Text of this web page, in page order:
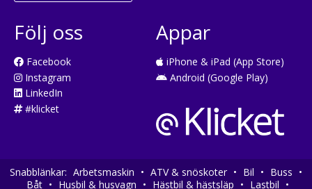
Följ oss
Facebook
Instagram
LinkedIn
#klicket
Appar
iPhone & iPad (App Store)
Android (Google Play)
Snabblänkar: Arbetsmaskin • ATV & snöskoter • Bil • Buss •
Båt • Husbil & husvagn • Hästbil & hästsläp • Lastbil •